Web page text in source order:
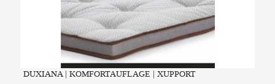
DUXIANA | KOMFORTAUFLAGE | XUPPORT